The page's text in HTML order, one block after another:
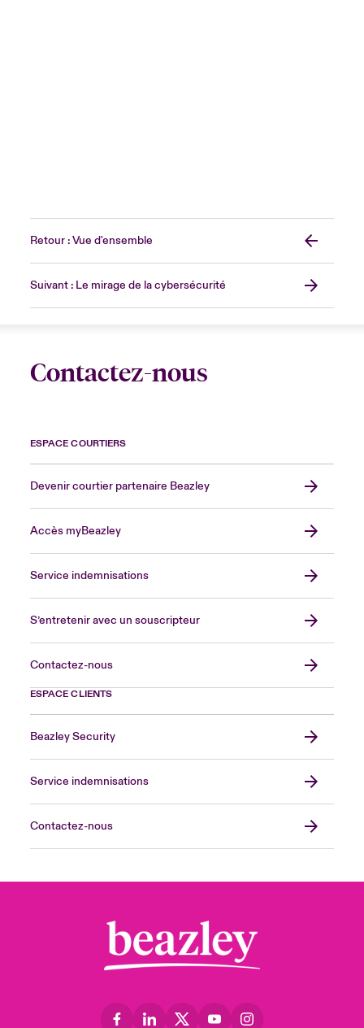
Retour : Vue d'ensemble
Suivant : Le mirage de la cybersécurité
Contactez-nous
ESPACE COURTIERS
Devenir courtier partenaire Beazley
Accès myBeazley
Service indemnisations
S’entretenir avec un souscripteur
Contactez-nous
ESPACE CLIENTS
Beazley Security
Service indemnisations
Contactez-nous